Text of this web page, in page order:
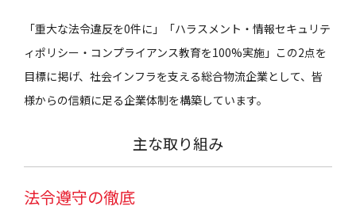
「重大な法令違反を0件に」
「ハラスメント・情報セキュリテ
ィポリシー・コンプライアンス教育を100%実施」 この2点を
目標に掲げ、 社会インフラを支える総合物流企業として、皆
様からの信頼に足る企業体制を構築しています。
主な取り組み
法令遵守の徹底